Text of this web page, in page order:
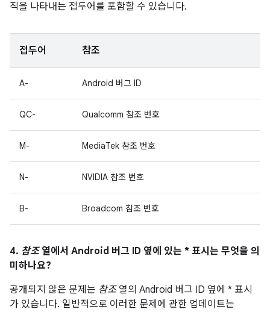
직을 나타내는 접두어를 포함할 수 있습니다.
접두어 참조
A- Android 버그 ID
QC- Qualcomm 참조 번호
M- MediaTek 참조 번호
N- NVIDIA 참조 번호
B- Broadcom 참조 번호
4. 참조열에서 Android 버그 ID 옆에 있는 * 표시는 무엇을 의
미하나요?
공개되지 않은 문제는 참조열의 Android 버그 ID 옆에 * 표시
가 있습니다. 일반적으로 이러한 문제에 관한 업데이트는